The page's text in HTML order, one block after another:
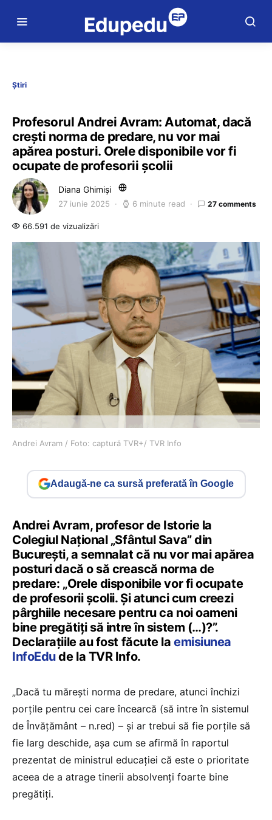
Știri
Profesorul Andrei Avram: Automat, dacă
crești norma de predare, nu vor mai
apărea posturi. Orele disponibile vor fi
ocupate de profesorii școlii
Diana Ghimiși
27 iunie 2025 6 minute read 27 comments
66.591 de vizualizări
Andrei Avram / Foto: captură TVR+/ TVR Info
Adaugă-ne ca sursă preferată în Google
Andrei Avram, profesor de Istorie la
Colegiul Național „Sfântul Sava” din
București, a semnalat că nu vor mai apărea
posturi dacă o să crească norma de
predare: „Orele disponibile vor fi ocupate
de profesorii școlii. Și atunci cum creezi
pârghiile necesare pentru ca noi oameni
bine pregătiți să intre în sistem (…)?”.
Declarațiile au fost făcute laemisiunea
InfoEdude la TVR Info.
„Dacă tu mărești norma de predare, atunci închizi
porțile pentru cei care încearcă (să intre în sistemul
de Învățământ – n.red) – și ar trebui să fie porțile să
fie larg deschide, așa cum se afirmă în raportul
prezentat de ministrul educației că este o prioritate
aceea de a atrage tinerii absolvenți foarte bine
pregătiți.